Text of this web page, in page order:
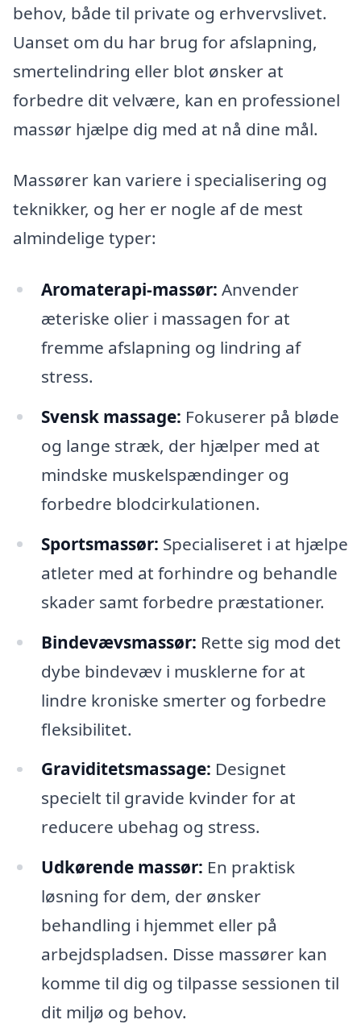
behov, både til private og erhvervslivet.
Uanset om du har brug for afslapning,
smertelindring eller blot ønsker at
forbedre dit velvære, kan en professionel
massør hjælpe dig med at nå dine mål.
Massører kan variere i specialisering og
teknikker, og her er nogle af de mest
almindelige typer:
Aromaterapi-massør: Anvender
æteriske olier i massagen for at
fremme afslapning og lindring af
stress.
Svensk massage: Fokuserer på bløde
og lange stræk, der hjælper med at
mindske muskelspændinger og
forbedre blodcirkulationen.
Sportsmassør: Specialiseret i at hjælpe
atleter med at forhindre og behandle
skader samt forbedre præstationer.
Bindevævsmassør: Rette sig mod det
dybe bindevæv i musklerne for at
lindre kroniske smerter og forbedre
fleksibilitet.
Graviditetsmassage: Designet
specielt til gravide kvinder for at
reducere ubehag og stress.
Udkørende massør: En praktisk
løsning for dem, der ønsker
behandling i hjemmet eller på
arbejdspladsen. Disse massører kan
komme til dig og tilpasse sessionen til
dit miljø og behov.